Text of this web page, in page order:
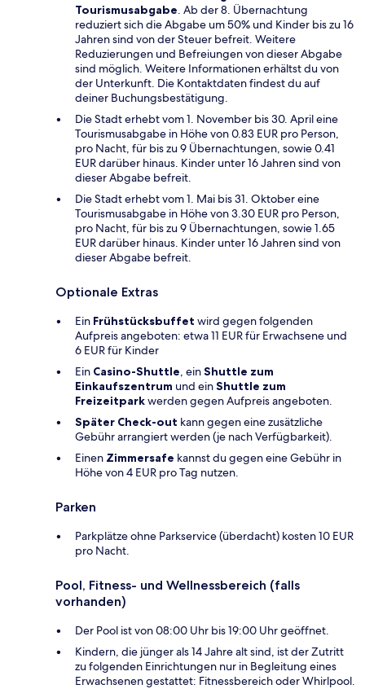
Tourismusabgabe. Ab der 8. Übernachtung
reduziert sich die Abgabe um 50% und Kinder bis zu 16
Jahren sind von der Steuer befreit. Weitere
Reduzierungen und Befreiungen von dieser Abgabe
sind möglich. Weitere Informationen erhältst du von
der Unterkunft. Die Kontaktdaten findest du auf
deiner Buchungsbestätigung.
Die Stadt erhebt vom 1. November bis 30. April eine
Tourismusabgabe in Höhe von 0.83 EUR pro Person,
pro Nacht, für bis zu 9 Übernachtungen, sowie 0.41
EUR darüber hinaus. Kinder unter 16 Jahren sind von
dieser Abgabe befreit.
Die Stadt erhebt vom 1. Mai bis 31. Oktober eine
Tourismusabgabe in Höhe von 3.30 EUR pro Person,
pro Nacht, für bis zu 9 Übernachtungen, sowie 1.65
EUR darüber hinaus. Kinder unter 16 Jahren sind von
dieser Abgabe befreit.
Optionale Extras
Ein Frühstücksbuffet wird gegen folgenden
Aufpreis angeboten: etwa 11 EUR für Erwachsene und
6 EUR für Kinder
Ein Casino-Shuttle, einShuttle zum
Einkaufszentrum und einShuttle zum
Freizeitparkwerden gegen Aufpreis angeboten.
Später Check-out kann gegen eine zusätzliche
Gebühr arrangiert werden (je nach Verfügbarkeit).
Einen Zimmersafe kannst du gegen eine Gebühr in
Höhe von 4 EUR pro Tag nutzen.
Parken
Parkplätze ohne Parkservice (überdacht) kosten 10 EUR
pro Nacht.
Pool, Fitness- und Wellnessbereich (falls
vorhanden)
Der Pool ist von 08:00 Uhr bis 19:00 Uhr geöffnet.
Kindern, die jünger als 14 Jahre alt sind, ist der Zutritt
zu folgenden Einrichtungen nur in Begleitung eines
Erwachsenen gestattet: Fitnessbereich oder Whirlpool.